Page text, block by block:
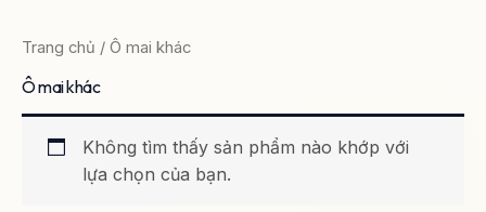
Trang chủ / Ô mai khác
Ô mai khác
Không tìm thấy sản phẩm nào khớp với
lựa chọn của bạn.